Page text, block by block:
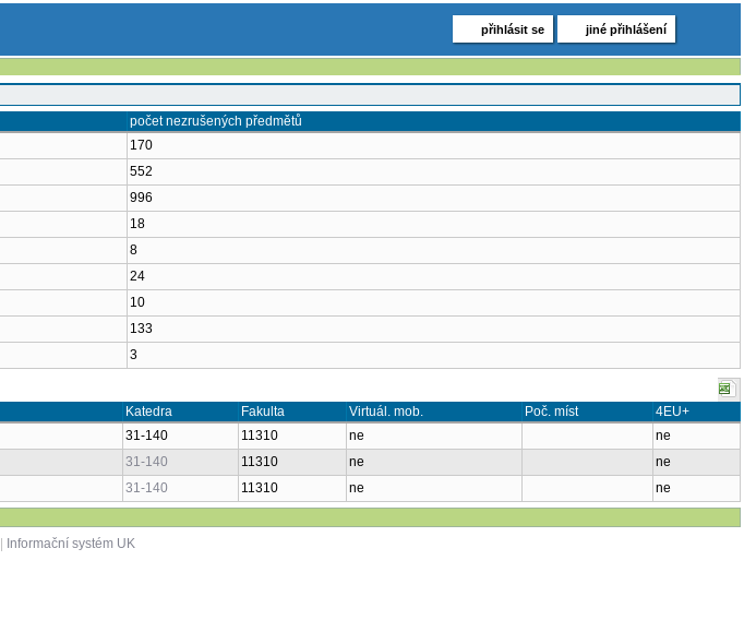
přihlásit se jiné přihlášení
počet nezrušených předmětů
170
552
996
18
8
24
10
133
3
Katedra Fakulta Virtuál. mob. Poč. míst
4EU+
31-140 11310 ne
ne
31-140 11310 ne
ne
31-140 11310 ne
ne
Informační systém UK